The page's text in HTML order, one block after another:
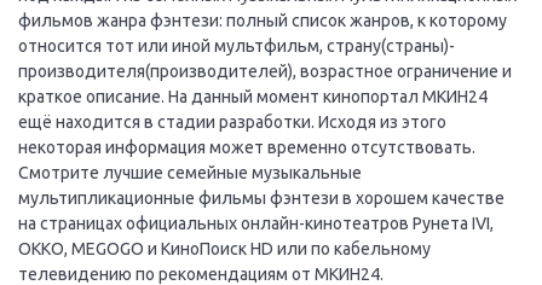
фильмов жанра фэнтези: полный список жанров, к которому
относится тот или иной мультфильм, страну(страны)-
производителя(производителей), возрастное ограничение и
краткое описание. На данный момент кинопортал МКИН24
ещё находится в стадии разработки. Исходя из этого
некоторая информация может временно отсутствовать.
Смотрите лучшие семейные музыкальные
мультипликационные фильмы фэнтези в хорошем качестве
на страницах официальных онлайн-кинотеатров Рунета IVI,
OKKO, MEGOGO и КиноПоиск HD или по кабельному
телевидению по рекомендациям от МКИН24.